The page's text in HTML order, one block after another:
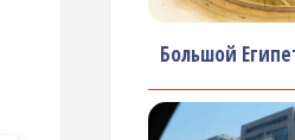
Большой